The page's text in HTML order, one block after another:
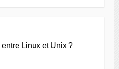
Linux et Unix ?